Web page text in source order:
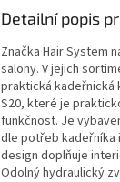
Detailní popis
Značka Hair System
salony. V jejich
praktická kadeřnická
S20, které je
funkčnost. Je
dle potřeb kadeřníka
design doplňuje
Odolný hydraulický